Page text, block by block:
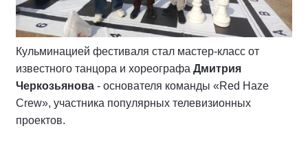
Кульминацией фестиваля стал мастер-класс от
известного танцора и хореографа Дмитрия
Черкозьянова - основателя команды «Red Haze
Crew», участника популярных телевизионных
проектов.